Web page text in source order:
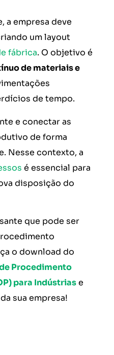
a empresa deve
um layout
fábrica. O objetivo é
de materiais e
de tempo.
e conectar as
de forma
Nesse contexto, a
é essencial para
disposição do
que pode ser
o download do
Procedimento
para Indústriase
sua empresa!